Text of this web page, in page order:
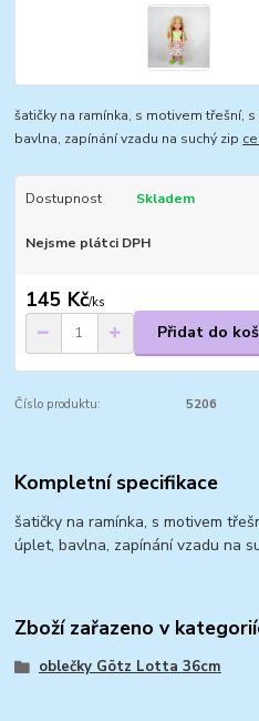
šatičky na ramínka, s motivem třešní,
bavlna, zapínání vzadu na suchý zip
Dostupnost Skladem
Nejsme plátci DPH
145 Kč/ks
Přidat do
Číslo produktu: 5206
Kompletní specifikace
šatičky na ramínka, s motivem
úplet, bavlna, zapínání vzadu na
Zboží zařazeno v
oblečky Götz Lotta 36cm